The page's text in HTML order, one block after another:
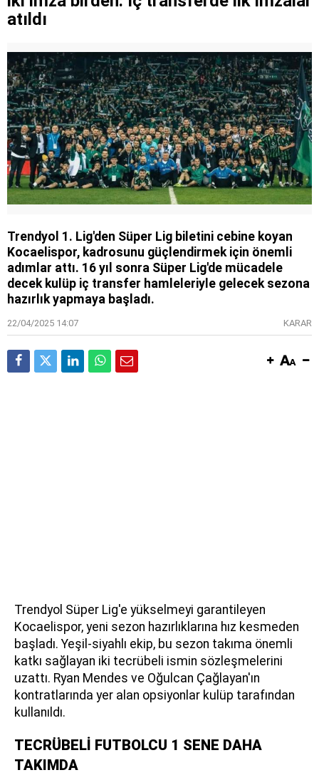
atıldı
Trendyol 1. Lig'den Süper Lig biletini cebine koyan
Kocaelispor, kadrosunu güçlendirmek için önemli
adımlar attı. 16 yıl sonra Süper Lig'de mücadele
decek kulüp iç transfer hamleleriyle gelecek sezona
hazırlık yapmaya başladı.
22/04/2025 14:07 KARAR
Trendyol Süper Lig'e yükselmeyi garantileyen
Kocaelispor, yeni sezon hazırlıklarına hız kesmeden
başladı. Yeşil-siyahlı ekip, bu sezon takıma önemli
katkı sağlayan iki tecrübeli ismin sözleşmelerini
uzattı. Ryan Mendes ve Oğulcan Çağlayan'ın
kontratlarında yer alan opsiyonlar kulüp tarafından
kullanıldı.
TECRÜBELİ FUTBOLCU 1 SENE DAHA
TAKIMDA